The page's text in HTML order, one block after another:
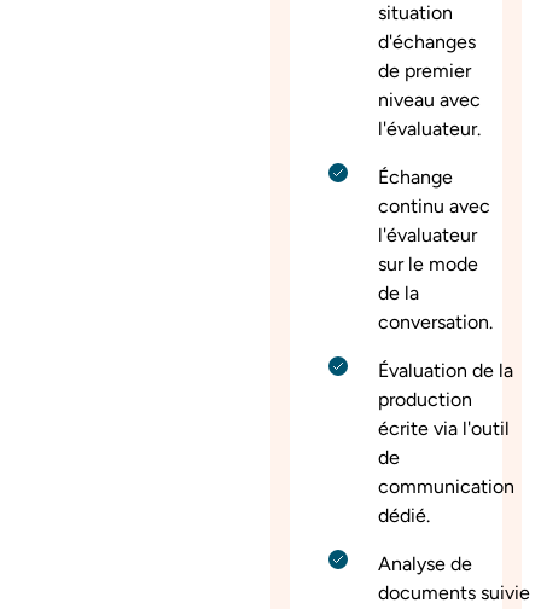
situation
d'échanges
de premier
niveau avec
l'évaluateur.
Échange
continu avec
l'évaluateur
sur le mode
de la
conversation.
Évaluation de la
production
écrite via l'outil
de
communication
dédié.
Analyse de
documents suivie